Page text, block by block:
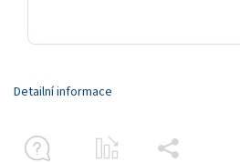
Detailní informace